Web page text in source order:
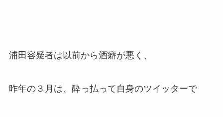
浦田容疑者は以前から酒癖が悪く、
昨年の３月は、酔っ払って自身のツイッターで